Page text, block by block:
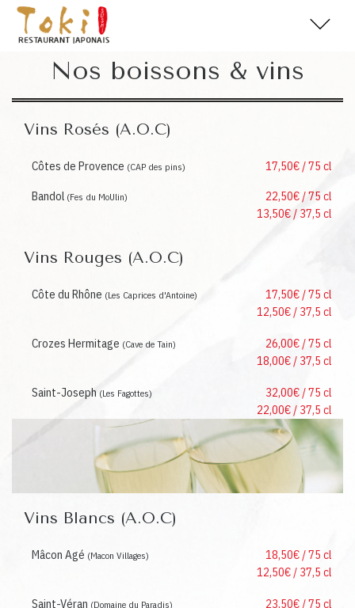
Nos boissons & vins
Vins Rosés (A.O.C)
Côtes de Provence (CAP des pins)
17,50€ / 75 cl
Bandol (Fes du MoUlin)
22,50€ / 75 cl
13,50€ / 37,5 cl
Vins Rouges (A.O.C)
Côte du Rhône (Les Caprices d'Antoine)
17,50€ / 75 cl
12,50€ / 37,5 cl
Crozes Hermitage (Cave de Tain)
26,00€ / 75 cl
18,00€ / 37,5 cl
Saint-Joseph (Les Fagottes)
32,00€ / 75 cl
22,00€ / 37,5 cl
Vins Blancs (A.O.C)
Mâcon Agé (Macon Villages)
18,50€ / 75 cl
12,50€ / 37,5 cl
Saint-Véran (Domaine du Paradis)
23,50€ / 75 cl